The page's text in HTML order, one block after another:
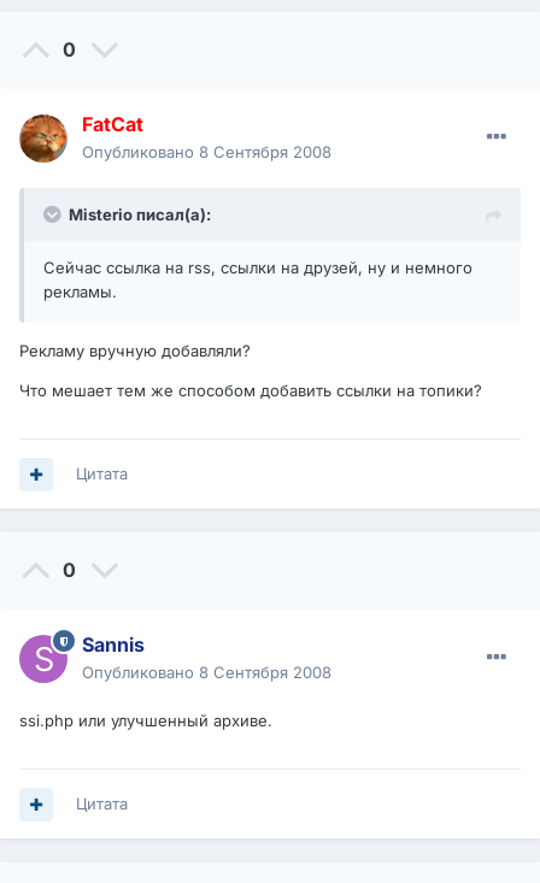
0
FatCat
Опубликовано 8 Сентября 2008
Misterio писал(а):
Сейчас ссылка на rss, ссылки на друзей, ну и немного
рекламы.
Рекламу вручную добавляли?
Что мешает тем же способом добавить ссылки на топики?
Цитата
0
Sannis
Опубликовано 8 Сентября 2008
ssi.php или улучшенный архиве.
Цитата